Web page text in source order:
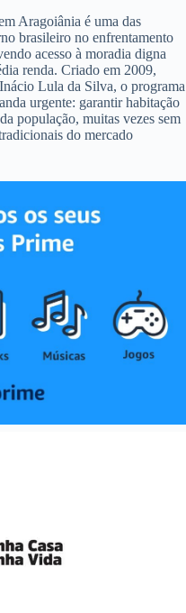
Aragoiânia é uma das
brasileiro no enfrentamento
acesso à moradia digna
renda. Criado em 2009,
Lula da Silva, o programa
urgente: garantir habitação
população, muitas vezes sem
do mercado